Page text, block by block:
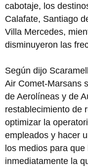
cabotaje, los
Calafate, Santiago
Villa Mercedes,
disminuyeron las
Según dijo
Air Comet-Marsans
de Aerolíneas y de
restablecimiento de
optimizar la
empleados y hacer
los medios para
inmediatamente la